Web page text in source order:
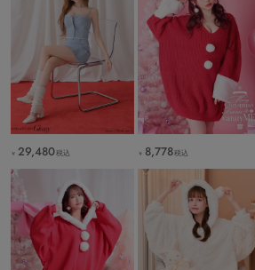
￥ 29,480税込 ￥ 8,778税込